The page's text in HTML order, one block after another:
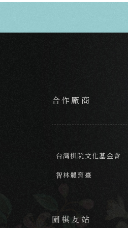
合作廠商
台灣棋院文化基金會
智林體育臺
圍棋友站